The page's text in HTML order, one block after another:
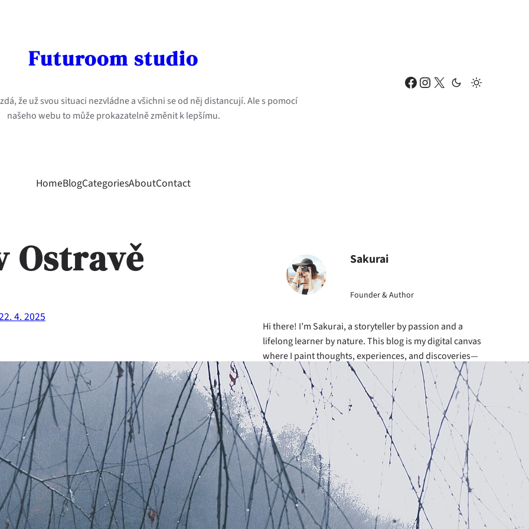
Futuroom studio
že už svou situaci nezvládne a všichni se od něj distancují. Ale s pomocí
našeho webu to může prokazatelně změnit k lepšímu.
Facebook Instagram X
HomeBlogCategoriesAboutContact
Ostravě
4. 2025
Sakurai
Founder & Author
Hi there! I’m Sakurai, a storyteller by passion and a
lifelong learner by nature. This blog is my digital canvas
where I paint thoughts, experiences, and discoveries—
whether it’s travel adventures, book reviews, tech
insights, or everyday musings about life.
Facebook
Latest Posts
Přesnější vyhledávání u
programovacích jazyků
9. 5. 2026
Horké léto v ledu
8. 5. 2026